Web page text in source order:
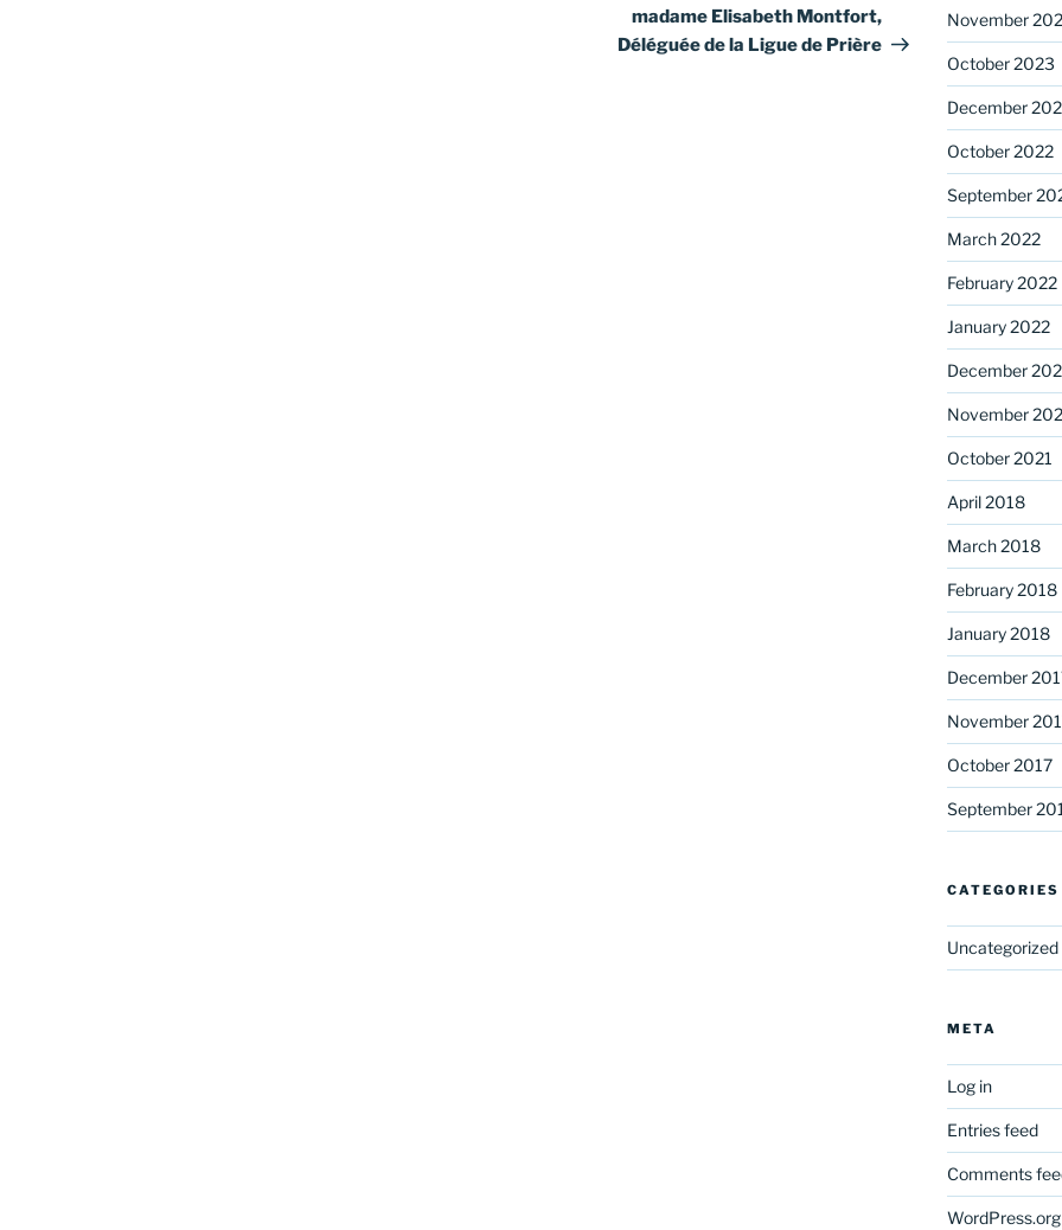
madame Elisabeth Montfort,
Déléguée de la Ligue de Prière
November
October 2023
December
October 2022
September
March 2022
February 2022
January 2022
December
November
October 2021
April 2018
March 2018
February 2018
January 2018
December
November
October 2017
September
CATEGORIES
Uncategorized
META
Log in
Entries feed
Comments
WordPress.org